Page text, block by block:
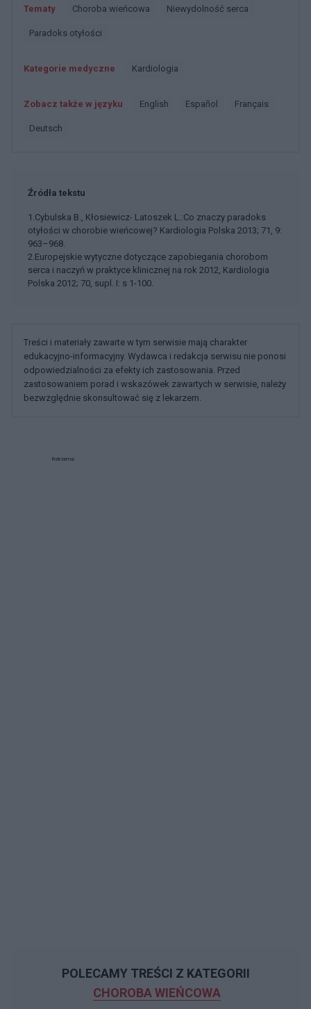
Tematy Choroba wieńcowa Niewydolność serca
Paradoks otyłości
Kategorie medyczne Kardiologia
Zobacz także w języku english español français
deutsch
Źródła tekstu
1.Cybulska B., Kłosiewicz- Latoszek L.:Co znaczy paradoks
otyłości w chorobie wieńcowej? Kardiologia Polska 2013; 71, 9:
963–968.
2.Europejskie wytyczne dotyczące zapobiegania chorobom
serca i naczyń w praktyce klinicznej na rok 2012, Kardiologia
Polska 2012; 70, supl. I: s 1-100.
Treści i materiały zawarte w tym serwisie mają charakter
edukacyjno-informacyjny. Wydawca i redakcja serwisu nie ponosi
odpowiedzialności za efekty ich zastosowania. Przed
zastosowaniem porad i wskazówek zawartych w serwisie, należy
bezwzględnie skonsultować się z lekarzem.
Reklama:
POLECAMY TREŚCI Z KATEGORII
CHOROBA WIEŃCOWA